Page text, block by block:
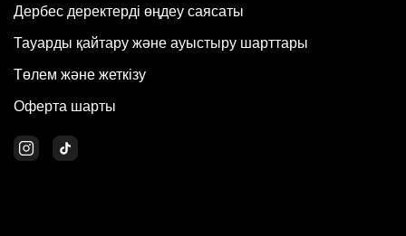
Дербес деректерді өңдеу саясаты
Тауарды қайтару және ауыстыру шарттары
Төлем және жеткізу
Оферта шарты